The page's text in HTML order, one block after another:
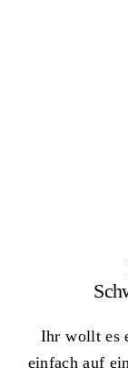
Ihr wollt es
einfach auf